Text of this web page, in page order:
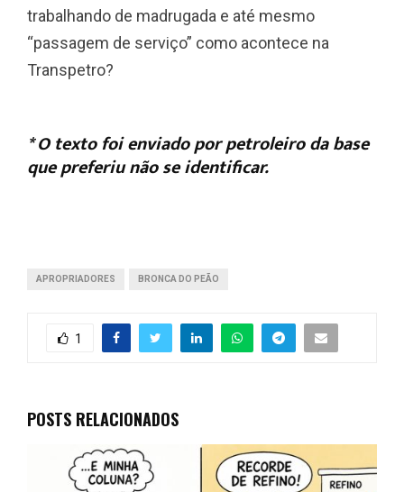
trabalhando de madrugada e até mesmo
“passagem de serviço” como acontece na
Transpetro?
* O texto foi enviado por petroleiro da base
que preferiu não se identificar.
APROPRIADORES BRONCA DO PEÃO
1
POSTS RELACIONADOS